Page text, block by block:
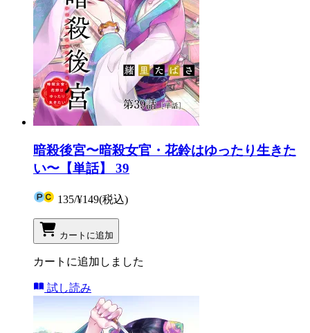
暗殺後宮〜暗殺女官・花鈴はゆったり生きた
い〜【単話】 39
135/¥149(税込)
カートに追加
カートに追加しました
試し読み